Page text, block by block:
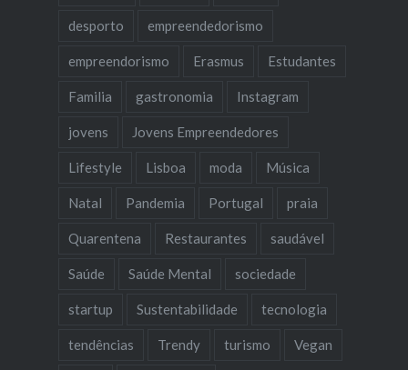
desporto empreendedorismo
empreendorismo Erasmus Estudantes
Familia gastronomia Instagram
jovens Jovens Empreendedores
Lifestyle Lisboa moda Música
Natal Pandemia Portugal praia
Quarentena Restaurantes saudável
Saúde Saúde Mental sociedade
startup Sustentabilidade tecnologia
tendências Trendy turismo Vegan